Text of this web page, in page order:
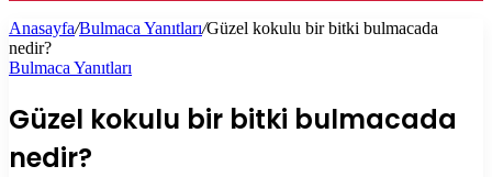
...
Anasayfa/Bulmaca Yanıtları/Güzel kokulu bir bitki bulmacada
nedir?
Bulmaca Yanıtları
Güzel kokulu bir bitki bulmacada
nedir?